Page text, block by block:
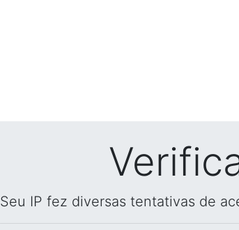
Seu IP fez diversas tentativas de